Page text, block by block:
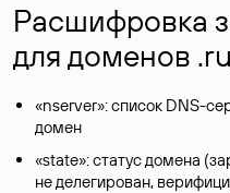
Расшифровка
для доменов
«nserver»: список DNS-
домен
«state»: статус домена
не делегирован,